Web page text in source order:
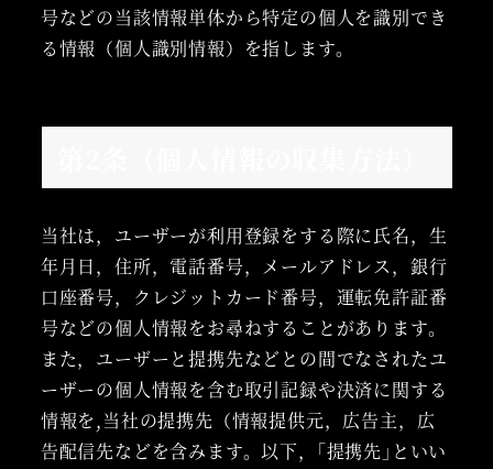
号などの当該情報単体から特定の個人を識別でき
る情報（個人識別情報）を指します。
当社は，ユーザーが利用登録をする際に氏名，生
年月日，住所，電話番号，メールアドレス，銀行
口座番号，クレジットカード番号，運転免許証番
号などの個人情報をお尋ねすることがあります。
また，ユーザーと提携先などとの間でなされたユ
ーザーの個人情報を含む取引記録や決済に関する
情報を,当社の提携先（情報提供元，広告主，広
告配信先などを含みます。以下，｢提携先｣といい